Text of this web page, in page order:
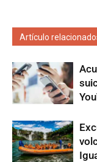
Artículo